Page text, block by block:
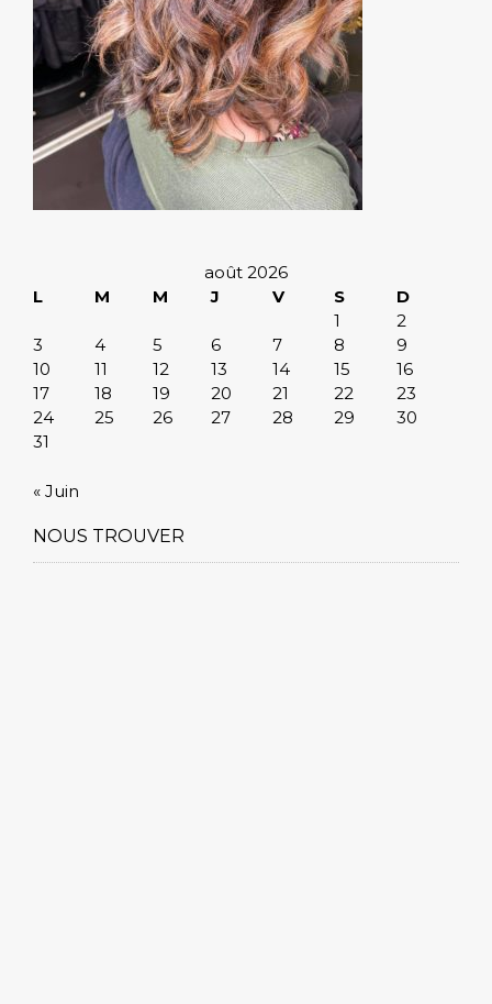
août 2026
L
M M J V S
D
1
2
3
4 5 6 7 8
9
10
11 12 13 14 15
16
17
18 19 20 21 22
23
24
25 26 27 28 29
30
31
« Juin
NOUS TROUVER